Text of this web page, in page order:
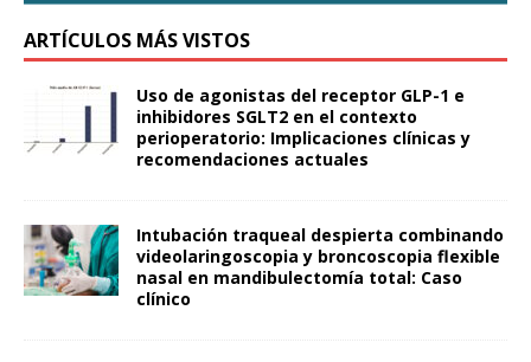
ARTÍCULOS MÁS VISTOS
Uso de agonistas del receptor GLP-1 e
inhibidores SGLT2 en el contexto
perioperatorio: Implicaciones clínicas y
recomendaciones actuales
Intubación traqueal despierta combinando
videolaringoscopia y broncoscopia flexible
nasal en mandibulectomía total: Caso
clínico